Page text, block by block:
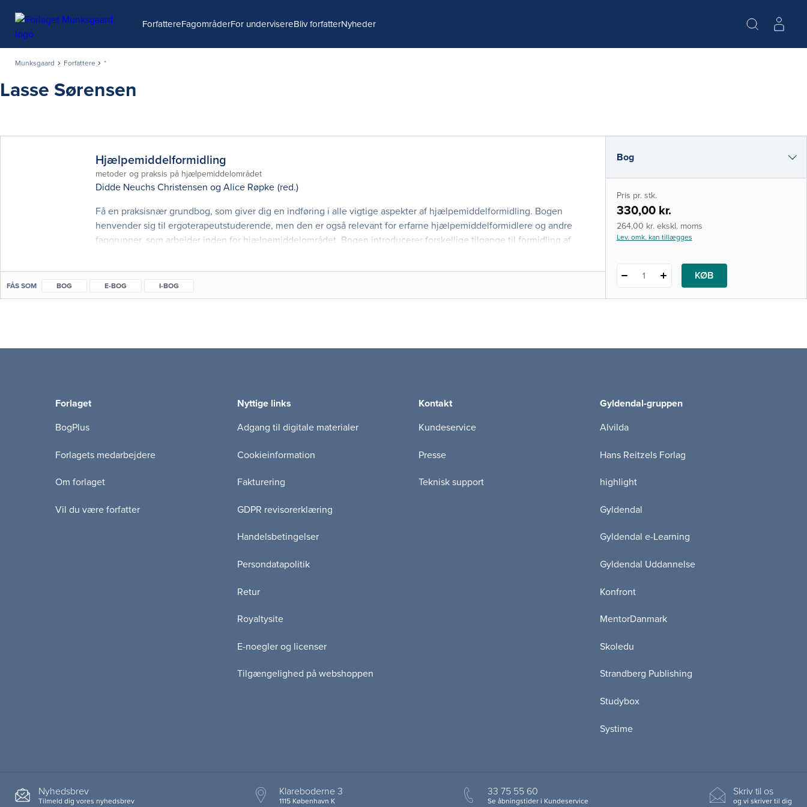
ForfattereFagområderFor undervisereBliv forfatterNyheder
Munksgaard Forfattere *
Lasse Sørensen
Hjælpemiddelformidling
metoder og praksis på hjælpemiddelområdet
Didde Neuchs Christensen og Alice Røpke (red.)
Få en praksisnær grundbog, som giver dig en indføring i alle vigtige aspekter af hjælpemiddelformidling. Bogen
henvender sig til ergoterapeutstuderende, men den er også relevant for erfarne hjælpemiddelformidlere og andre
faggrupper, som arbejder inden for hjælpemiddelområdet. Bogen introducerer forskellige tilgange til formidling af
FÅS SOM BOG E-BOG I-BOG
Bog
e-bog
i-bog
Pris pr. stk.
330,00 kr.
264,00 kr. ekskl. moms
Lev. omk. kan tillægges
1 KØB
Forlaget
BogPlus
Forlagets medarbejdere
Om forlaget
Vil du være forfatter
Nyttige links
Adgang til digitale materialer
Cookieinformation
Fakturering
GDPR revisorerklæring
Handelsbetingelser
Persondatapolitik
Retur
Royaltysite
E-noegler og licenser
Tilgængelighed på webshoppen
Kontakt
Kundeservice
Presse
Teknisk support
Gyldendal-gruppen
Alvilda
Hans Reitzels Forlag
highlight
Gyldendal
Gyldendal e-Learning
Gyldendal Uddannelse
Konfront
MentorDanmark
Skoledu
Strandberg Publishing
Studybox
Systime
Nyhedsbrev
Tilmeld dig vores nyhedsbrev
Klareboderne 3
1115 København K
33 75 55 60
Se åbningstider i Kundeservice
Skriv til os
og vi skriver til dig